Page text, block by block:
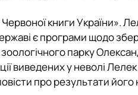
книги України».
є програми щодо
парку
виведених у неволі
про результати його